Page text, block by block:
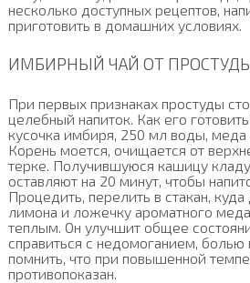
несколько доступных рецептов,
приготовить в домашних условиях.
ИМБИРНЫЙ ЧАЙ ОТ
При первых признаках простуды
целебный напиток. Как его
кусочка имбиря, 250 мл воды,
Корень моется, очищается от
терке. Получившуюся кашицу
оставляют на 20 минут, чтобы
Процедить, перелить в стакан,
лимона и ложечку ароматного
теплым. Он улучшит общее
справиться с недомоганием, болью
помнить, что при повышенной
противопоказан.